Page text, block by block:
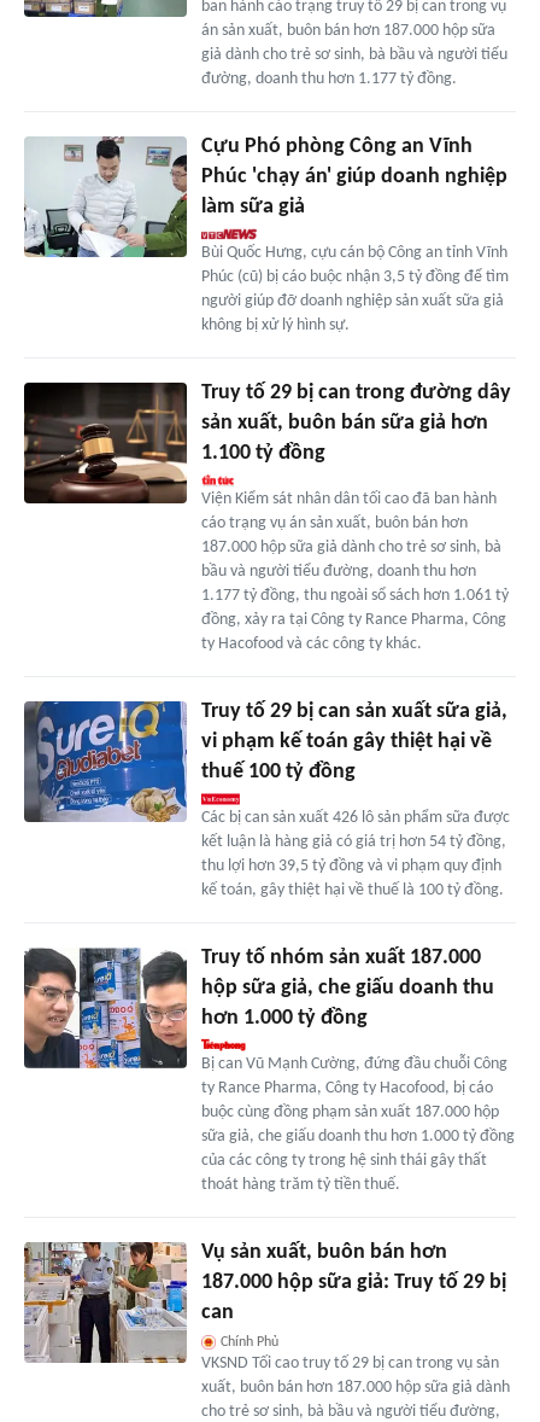
ban hành cáo trạng truy tố 29 bị can trong vụ
án sản xuất, buôn bán hơn 187.000 hộp sữa
giả dành cho trẻ sơ sinh, bà bầu và người tiểu
đường, doanh thu hơn 1.177 tỷ đồng.
Cựu Phó phòng Công an Vĩnh
Phúc 'chạy án' giúp doanh nghiệp
làm sữa giả
Bùi Quốc Hưng, cựu cán bộ Công an tỉnh Vĩnh
Phúc (cũ) bị cáo buộc nhận 3,5 tỷ đồng để tìm
người giúp đỡ doanh nghiệp sản xuất sữa giả
không bị xử lý hình sự.
Truy tố 29 bị can trong đường dây
sản xuất, buôn bán sữa giả hơn
1.100 tỷ đồng
Viện Kiểm sát nhân dân tối cao đã ban hành
cáo trạng vụ án sản xuất, buôn bán hơn
187.000 hộp sữa giả dành cho trẻ sơ sinh, bà
bầu và người tiểu đường, doanh thu hơn
1.177 tỷ đồng, thu ngoài sổ sách hơn 1.061 tỷ
đồng, xảy ra tại Công ty Rance Pharma, Công
ty Hacofood và các công ty khác.
Truy tố 29 bị can sản xuất sữa giả,
vi phạm kế toán gây thiệt hại về
thuế 100 tỷ đồng
Các bị can sản xuất 426 lô sản phẩm sữa được
kết luận là hàng giả có giá trị hơn 54 tỷ đồng,
thu lợi hơn 39,5 tỷ đồng và vi phạm quy định
kế toán, gây thiệt hại về thuế là 100 tỷ đồng.
Truy tố nhóm sản xuất 187.000
hộp sữa giả, che giấu doanh thu
hơn 1.000 tỷ đồng
Bị can Vũ Mạnh Cường, đứng đầu chuỗi Công
ty Rance Pharma, Công ty Hacofood, bị cáo
buộc cùng đồng phạm sản xuất 187.000 hộp
sữa giả, che giấu doanh thu hơn 1.000 tỷ đồng
của các công ty trong hệ sinh thái gây thất
thoát hàng trăm tỷ tiền thuế.
Vụ sản xuất, buôn bán hơn
187.000 hộp sữa giả: Truy tố 29 bị
can
Chính Phủ
VKSND Tối cao truy tố 29 bị can trong vụ sản
xuất, buôn bán hơn 187.000 hộp sữa giả dành
cho trẻ sơ sinh, bà bầu và người tiểu đường,